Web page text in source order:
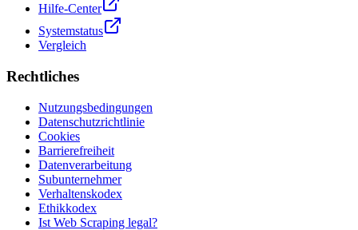
Hilfe-Center
Systemstatus
Vergleich
Rechtliches
Nutzungsbedingungen
Datenschutzrichtlinie
Cookies
Barrierefreiheit
Datenverarbeitung
Subunternehmer
Verhaltenskodex
Ethikkodex
Ist Web Scraping legal?